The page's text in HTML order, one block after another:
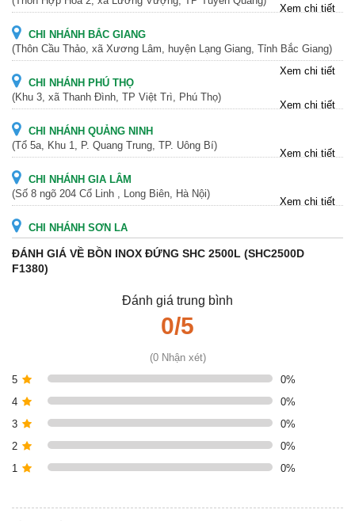
Xem chi tiết
CHI NHÁNH BẮC GIANG
(Thôn Cầu Thảo, xã Xương Lâm, huyện Lạng Giang, Tỉnh Bắc Giang)
Xem chi tiết
CHI NHÁNH PHÚ THỌ
(Khu 3, xã Thanh Đình, TP Việt Trì, Phú Thọ)
Xem chi tiết
CHI NHÁNH QUẢNG NINH
(Tổ 5a, Khu 1, P. Quang Trung, TP. Uông Bí)
Xem chi tiết
CHI NHÁNH GIA LÂM
(Số 8 ngõ 204 Cổ Linh , Long Biên, Hà Nội)
Xem chi tiết
CHI NHÁNH SƠN LA
(Thôn 6 chiềng Mung, Mai Sơn, Sơn La)
Xem chi tiết
CHI NHÁNH SƠN TÂY
(Ngã ba Trung Đạo, xã Trung Hưng, huyện Yên Mỹ, tỉnh Hưng Yên)
CHI NHÁNH THƯỜNG TÍN
(Đường Nội Thôn- Vân Tảo- Thường Tín, Hà Nội)
Xem chi tiết
CHI NHÁNH THÁI BÌNH
CHI NHÁNH HÀ NAM
Xem chi tiết
ĐÁNH GIÁ VỀ BỒN INOX ĐỨNG SHC 2500L (SHC2500D
F1380)
Đánh giá trung bình
0/5
(0 Nhận xét)
5
0%
4
0%
3
0%
2
0%
1
0%